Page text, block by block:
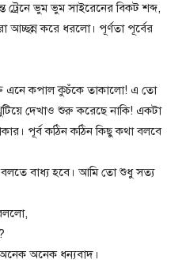
ভুম ভুম সাইরেনের বিকট শব্দ,
আচ্ছন্ন করে ধরলো। পূর্ণতা পূর্বের
এনে কপাল কুচঁকে তাকালো! এ তো
দেখাও শুরু করেছে নাকি! একটা
পূর্ব কঠিন কঠিন কিছু কথা বলবে
বাধ্য হবে। আমি তো শুধু সত্য
অনেক ধন্যবাদ।